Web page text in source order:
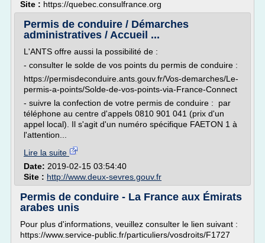
Site : https://quebec.consulfrance.org
Permis de conduire / Démarches
administratives / Accueil ...
L'ANTS offre aussi la possibilité de :
- consulter le solde de vos points du permis de conduire :
https://permisdeconduire.ants.gouv.fr/Vos-demarches/Le-
permis-a-points/Solde-de-vos-points-via-France-Connect
- suivre la confection de votre permis de conduire : par
téléphone au centre d'appels 0810 901 041 (prix d'un
appel local). Il s'agit d'un numéro spécifique FAETON 1 à
l'attention...
Lire la suite
Date: 2019-02-15 03:54:40
Site : http://www.deux-sevres.gouv.fr
Permis de conduire - La France aux Émirats
arabes unis
Pour plus d'informations, veuillez consulter le lien suivant :
https://www.service-public.fr/particuliers/vosdroits/F1727